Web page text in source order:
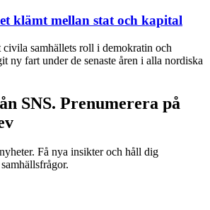
klämt mellan stat och kapital
civila samhällets roll i demokratin och
ny fart under de senaste åren i alla nordiska
SNS. Prenumerera på
Få nya insikter och håll dig